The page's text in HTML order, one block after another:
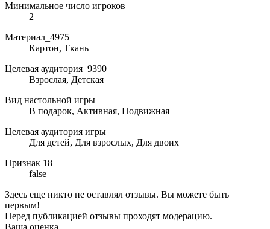
Минимальное число игроков
2
Материал_4975
Картон, Ткань
Целевая аудитория_9390
Взрослая, Детская
Вид настольной игры
В подарок, Активная, Подвижная
Целевая аудитория игры
Для детей, Для взрослых, Для двоих
Признак 18+
false
Здесь еще никто не оставлял отзывы. Вы можете быть
первым!
Перед публикацией отзывы проходят модерацию.